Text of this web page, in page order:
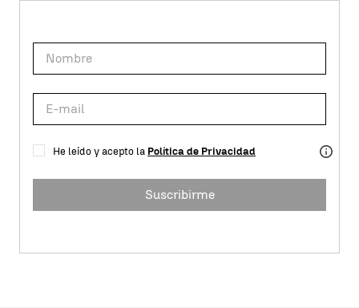
He leído y acepto la Política de Privacidad
Suscribirme